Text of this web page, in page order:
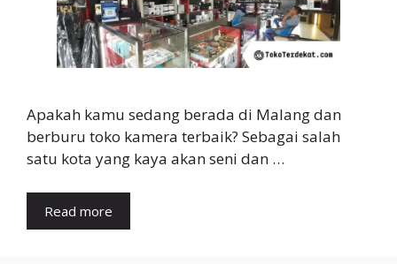
Apakah kamu sedang berada di Malang dan
berburu toko kamera terbaik? Sebagai salah
satu kota yang kaya akan seni dan …
Read more